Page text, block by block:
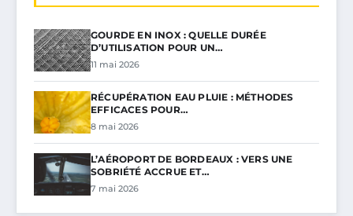
GOURDE EN INOX : QUELLE DURÉE
D’UTILISATION POUR UN…
11 mai 2026
RÉCUPÉRATION EAU PLUIE : MÉTHODES
EFFICACES POUR…
8 mai 2026
L’AÉROPORT DE BORDEAUX : VERS UNE
SOBRIÉTÉ ACCRUE ET…
7 mai 2026